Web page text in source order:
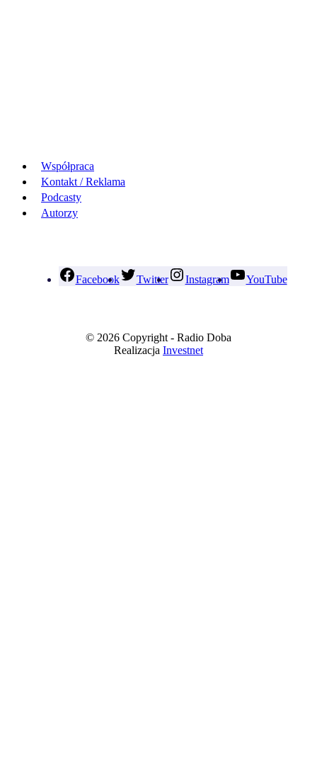
Współpraca
Kontakt / Reklama
Podcasty
Autorzy
Facebook Twitter Instagram YouTube
© 2026 Copyright - Radio Doba
Realizacja Investnet